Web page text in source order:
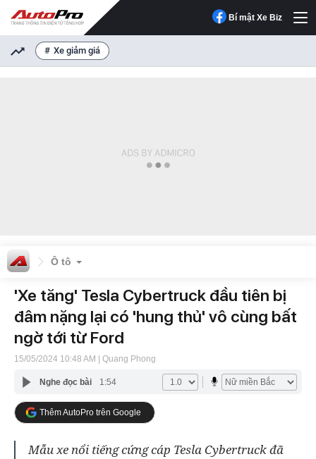
Bí mật Xe Biz
Xe giảm giá
Ô tô
'Xe tăng' Tesla Cybertruck đầu tiên bị
đâm nặng lại có 'hung thủ' vô cùng bất
ngờ tới từ Ford
15/05/2024 10:48 AM | Quang Phong
Nghe đọc bài 1:54
Thêm AutoPro trên Google
Mẫu xe nổi tiếng cứng cáp Tesla Cybertruck đã